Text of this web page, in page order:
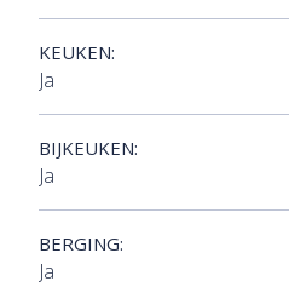
KEUKEN:
Ja
BIJKEUKEN:
Ja
BERGING:
Ja